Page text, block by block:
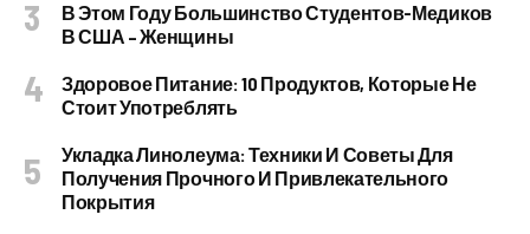
В Этом Году Большинство Студентов-Медиков
В США – Женщины
Здоровое Питание: 10 Продуктов, Которые Не
Стоит Употреблять
Укладка Линолеума: Техники И Советы Для
Получения Прочного И Привлекательного
Покрытия